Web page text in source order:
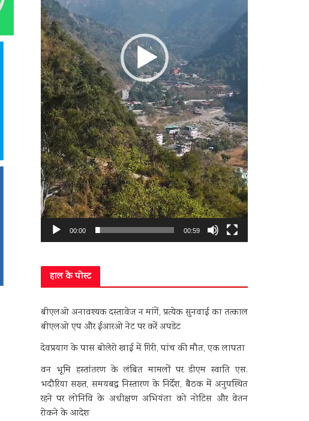
00:00 00:59
हाल के पोस्ट
बीएलओ अनावश्यक दस्तावेज न मांगें, प्रत्येक सुनवाई का तत्काल
बीएलओ एप और ईआरओ नेट पर करें अपडेट
देवप्रयाग के पास बोलेरो खाई में गिरी, पांच की मौत, एक लापता
वन भूमि हस्तांतरण के लंबित मामलों पर डीएम स्वाति एस.
भदौरिया सख्त, समयबद्ध निस्तारण के निर्देश, बैठक में अनुपस्थित
रहने पर लोनिवि के अधीक्षण अभियंता को नोटिस और वेतन
रोकने के आदेश